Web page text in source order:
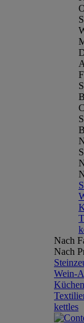
Nach
Nach
Wein-
kettles